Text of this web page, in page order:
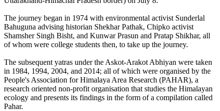
The journey began in 1974 with environmental activist Sunderlal
Bahuguna advising historian Shekhar Pathak, Chipko activist
Shamsher Singh Bisht, and Kunwar Prasun and Pratap Shikhar, all
of whom were college students then, to take up the journey.
The subsequent yatras under the Askot-Arakot Abhiyan were taken
in 1984, 1994, 2004, and 2014; all of which were organised by the
People's Association for Himalaya Area Research (PAHAR), a
research oriented non-profit organisation that studies the Himalayan
ecology and presents its findings in the form of a compilation called
Pahar.